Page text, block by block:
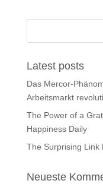
Latest posts
Das Mercor-
Arbeitsmarkt
The Power of a
Happiness Daily
The Surprising Link
Neueste